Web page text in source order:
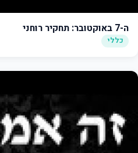
ה-7 באוקטובר: תחקיר רוחני
כללי